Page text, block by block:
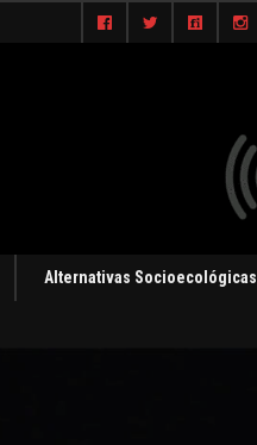
Alternativas Socioecológicas